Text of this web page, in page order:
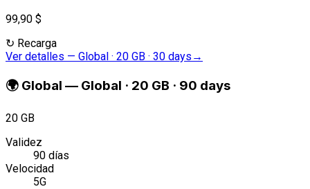
99,90 $
↻ Recarga
Ver detalles — Global · 20 GB · 30 days →
🌍 Global — Global · 20 GB · 90 days
20 GB
Validez
90 días
Velocidad
5G